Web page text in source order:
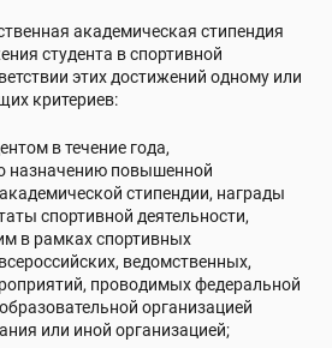
академическая стипендия
студента в спортивной
этих достижений одному или
критериев:
в течение года,
назначению повышенной
стипендии, награды
спортивной деятельности,
в рамках спортивных
ведомственных,
проводимых федеральной
организацией
или иной организацией;